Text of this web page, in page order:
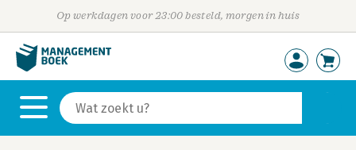
Op werkdagen voor 23:00 besteld, morgen in huis